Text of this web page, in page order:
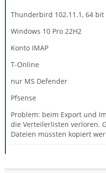
Thunderbird 102.11.1, 64 bit
Windows 10 Pro 22H2
Konto IMAP
T-Online
nur MS Defender
Pfsense
Problem: beim Export und
die Verteilerlisten verloren.
Dateien müssten kopiert